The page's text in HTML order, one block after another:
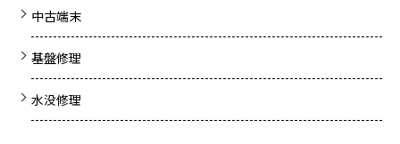
中古端末
基盤修理
水没修理